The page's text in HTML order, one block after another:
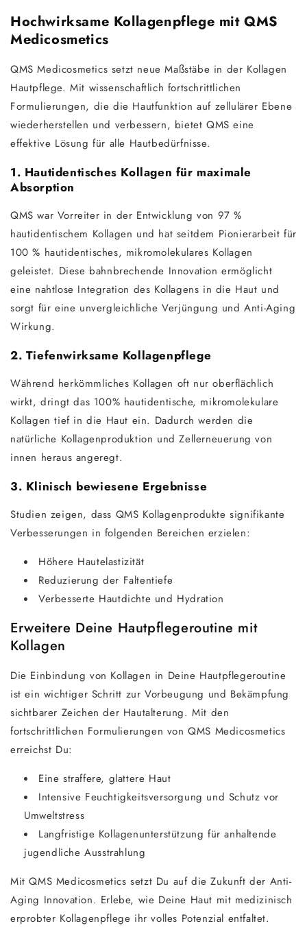
Hochwirksame Kollagenpflege mit QMS
Medicosmetics
QMS Medicosmetics setzt neue Maßstäbe in der Kollagen
Hautpflege. Mit wissenschaftlich fortschrittlichen
Formulierungen, die die Hautfunktion auf zellulärer Ebene
wiederherstellen und verbessern, bietet QMS eine
effektive Lösung für alle Hautbedürfnisse.
1. Hautidentisches Kollagen für maximale
Absorption
QMS war Vorreiter in der Entwicklung von 97 %
hautidentischem Kollagen und hat seitdem Pionierarbeit für
100 % hautidentisches, mikromolekulares Kollagen
geleistet. Diese bahnbrechende Innovation ermöglicht
eine nahtlose Integration des Kollagens in die Haut und
sorgt für eine unvergleichliche Verjüngung und Anti-Aging
Wirkung.
2. Tiefenwirksame Kollagenpflege
Während herkömmliches Kollagen oft nur oberflächlich
wirkt, dringt das 100% hautidentische, mikromolekulare
Kollagen tief in die Haut ein. Dadurch werden die
natürliche Kollagenproduktion und Zellerneuerung von
innen heraus angeregt.
3. Klinisch bewiesene Ergebnisse
Studien zeigen, dass QMS Kollagenprodukte signifikante
Verbesserungen in folgenden Bereichen erzielen:
Höhere Hautelastizität
Reduzierung der Faltentiefe
Verbesserte Hautdichte und Hydration
Erweitere Deine Hautpflegeroutine mit
Kollagen
Die Einbindung von Kollagen in Deine Hautpflegeroutine
ist ein wichtiger Schritt zur Vorbeugung und Bekämpfung
sichtbarer Zeichen der Hautalterung. Mit den
fortschrittlichen Formulierungen von QMS Medicosmetics
erreichst Du:
Eine straffere, glattere Haut
Intensive Feuchtigkeitsversorgung und Schutz vor
Umweltstress
Langfristige Kollagenunterstützung für anhaltende
jugendliche Ausstrahlung
Mit QMS Medicosmetics setzt Du auf die Zukunft der Anti-
Aging Innovation. Erlebe, wie Deine Haut mit medizinisch
erprobter Kollagenpflege ihr volles Potenzial entfaltet.